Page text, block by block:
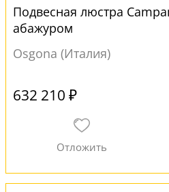
Подвесная люстра
абажуром
Osgona (Италия)
632 210 ₽